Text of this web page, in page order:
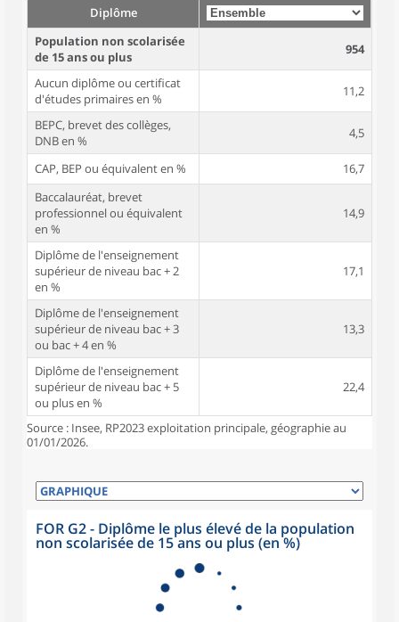
Diplôme
Population non scolarisée
de 15 ans ou plus
954
Aucun diplôme ou certificat
d'études primaires en %
11,2
BEPC, brevet des collèges,
DNB en %
4,5
CAP, BEP ou équivalent en %
16,7
Baccalauréat, brevet
professionnel ou équivalent
en %
14,9
Diplôme de l'enseignement
supérieur de niveau bac + 2
en %
17,1
Diplôme de l'enseignement
supérieur de niveau bac + 3
ou bac + 4 en %
13,3
Diplôme de l'enseignement
supérieur de niveau bac + 5
ou plus en %
22,4
Source : Insee, RP2023 exploitation principale, géographie au
01/01/2026.
FOR G2 - Diplôme le plus élevé de la population
non scolarisée de 15 ans ou plus (en %)